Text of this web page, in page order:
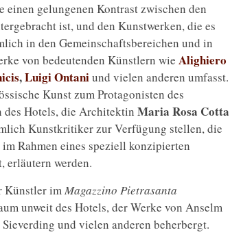
einen gelungenen Kontrast zwischen den
ist, und den Kunstwerken, die es
in den Gemeinschaftsbereichen und in
von bedeutenden Künstlern wie Alighiero
,Luigi Ontaniund vielen anderen umfasst.
Kunst zum Protagonisten des
des Hotels, die Architektin Maria Rosa Cotta
Kunstkritiker zur Verfügung stellen, die
Rahmen eines speziell konzipierten
erläutern werden.
Künstler imMagazzino Pietrasanta
unweit des Hotels, der Werke von Anselm
und vielen anderen beherbergt.